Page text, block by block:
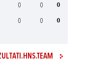
0 0 0
0 0 0